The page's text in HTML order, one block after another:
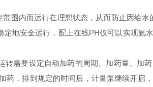
围内而运行在理想状态，从而防止因给
地安全运行，配上在线PH仪可以实现氨
要设定自动加药的周期、加药量、加
，排到规定的时间后，计量泵继续开启